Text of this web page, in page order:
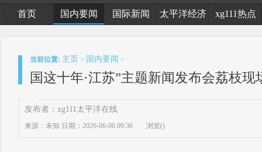
首页 国内要闻 国际新闻 太平洋经济 xg111热点
当前位置: 主页 > 国内要闻 >
国这十年·江苏”主题新闻发布会荔枝现
发布者：xg111太平洋在线
来源：未知 日期：2026-06-06 09:36 浏览()